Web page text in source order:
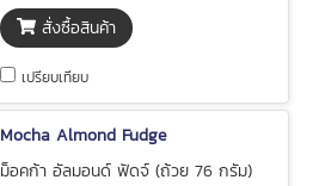
สั่งซื้อสินค้า
เปรียบเทียบ
Mocha Almond Fudge
ม็อคก้า อัลมอนด์ ฟัดจ์ (ถ้วย 76 กรัม)